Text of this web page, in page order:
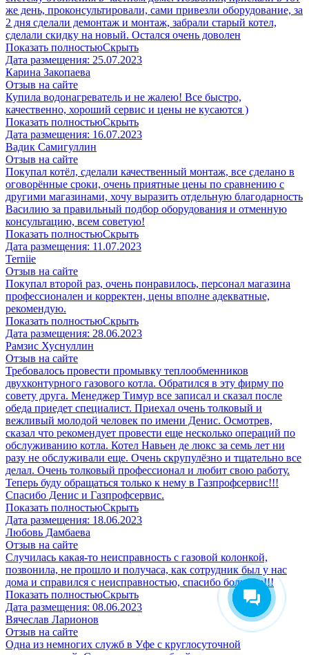
же день, проконсультировали, сами привезли оборудование, за
2 дня сделали демонтаж и монтаж, забрали старый котел,
сделали скидку на новый. Остался очень доволен
Показать полностьюСкрыть
Дата размещения: 25.07.2023
Карина Закопаева
Отзыв на сайте
Купила водонагреватель и не жалею! Все быстро,
качественно, хороший сервис и цены не кусаются )
Показать полностьюСкрыть
Дата размещения: 16.07.2023
Вадик Самигуллин
Отзыв на сайте
Покупал котёл, сделали качественный монтаж, все сделано в
оговорённые сроки, очень приятные цены по сравнению с
другими магазинами, хочу выразить отдельную благодарность
Василию за правильный подбор оборудования и отменную
консультацию, всем советую!
Показать полностьюСкрыть
Дата размещения: 11.07.2023
​Terniie​
Отзыв на сайте
Покупал второй раз, очень понравилось, персонал магазина
профессионален и корректен, цены вполне адекватные,
рекомендую.
Показать полностьюСкрыть
Дата размещения: 28.06.2023
Рамзис Хуснуллин
Отзыв на сайте
Требовалось провести промывку теплообменников
двухконтурного газового котла. Обратился в эту фирму по
совету друга. Менеджер Тимур все записал и сказал после
обеда приедет специалист. Приехал очень толковый и
вежливый молодой человек по имени Денис. Осмотрев,
сказал что рекомендует провести еще несколько операций по
обслуживанию котла. Котел Навьен де люкс за семь лет ни
разу не обслуживали еще. Очень скрупулёзно и тщательно все
делал. Очень толковый профессионал и любит свою работу.
Теперь буду обращаться только к нему в Газпрофсервис!!!
Спасибо Денис и Газпрофсервис.
Показать полностьюСкрыть
Дата размещения: 18.06.2023
Любовь Дамбаева
Отзыв на сайте
Случилась какая-то неисправность с газовой колонкой,
позвонила, не прошло и получаса, как сотрудник был у нас
дома и справился с неисправностью, спасибо большое!!!
Показать полностьюСкрыть
Дата размещения: 08.06.2023
Вячеслав Ларионов
Отзыв на сайте
Одна из немногих служб в Уфе с круглосуточной